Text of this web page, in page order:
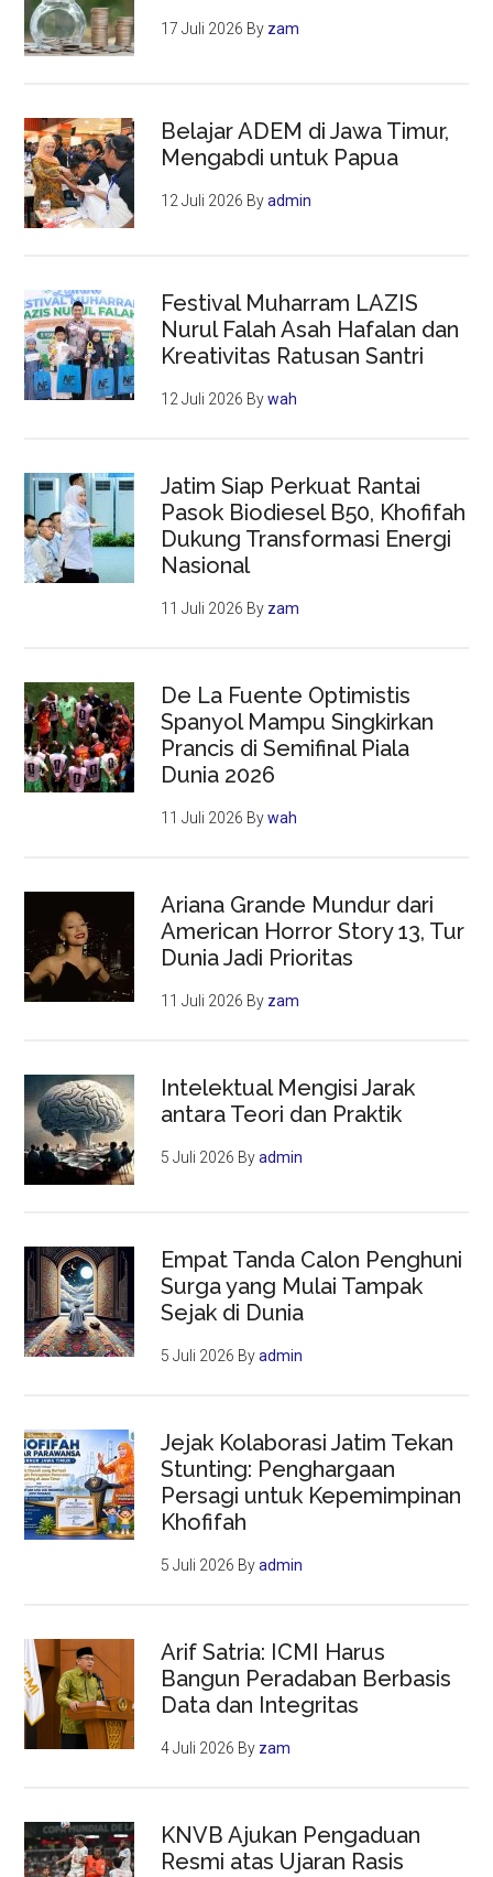
17 Juli 2026 By zam
Belajar ADEM di Jawa Timur,
Mengabdi untuk Papua
12 Juli 2026 Byadmin
Festival Muharram LAZIS
Nurul Falah Asah Hafalan dan
Kreativitas Ratusan Santri
12 Juli 2026 Bywah
Jatim Siap Perkuat Rantai
Pasok Biodiesel B50, Khofifah
Dukung Transformasi Energi
Nasional
11 Juli 2026 By zam
De La Fuente Optimistis
Spanyol Mampu Singkirkan
Prancis di Semifinal Piala
Dunia 2026
11 Juli 2026 Bywah
Ariana Grande Mundur dari
American Horror Story 13, Tur
Dunia Jadi Prioritas
11 Juli 2026 By zam
Intelektual Mengisi Jarak
antara Teori dan Praktik
5 Juli 2026 Byadmin
Empat Tanda Calon Penghuni
Surga yang Mulai Tampak
Sejak di Dunia
5 Juli 2026 Byadmin
Jejak Kolaborasi Jatim Tekan
Stunting: Penghargaan
Persagi untuk Kepemimpinan
Khofifah
5 Juli 2026 Byadmin
Arif Satria: ICMI Harus
Bangun Peradaban Berbasis
Data dan Integritas
4 Juli 2026 By zam
KNVB Ajukan Pengaduan
Resmi atas Ujaran Rasis